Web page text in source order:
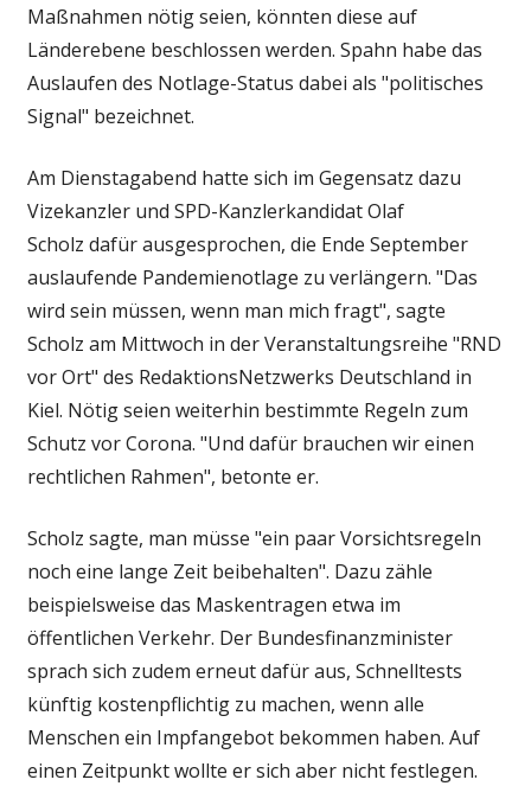
Maßnahmen nötig seien, könnten diese auf
Länderebene beschlossen werden. Spahn habe das
Auslaufen des Notlage-Status dabei als "politisches
Signal" bezeichnet.
Am Dienstagabend hatte sich im Gegensatz dazu
Vizekanzler und SPD-Kanzlerkandidat Olaf
Scholz dafür ausgesprochen, die Ende September
auslaufende Pandemienotlage zu verlängern. "Das
wird sein müssen, wenn man mich fragt", sagte
Scholz am Mittwoch in der Veranstaltungsreihe "RND
vor Ort" des Redaktions­Netzwerks Deutschland in
Kiel. Nötig seien weiterhin bestimmte Regeln zum
Schutz vor Corona. "Und dafür brauchen wir einen
rechtlichen Rahmen", betonte er.
Scholz sagte, man müsse "ein paar Vorsichtsregeln
noch eine lange Zeit beibehalten". Dazu zähle
beispielsweise das Maskentragen etwa im
öffentlichen Verkehr. Der Bundes­finanz­minister
sprach sich zudem erneut dafür aus, Schnelltests
künftig kostenpflichtig zu machen, wenn alle
Menschen ein Impfangebot bekommen haben. Auf
einen Zeitpunkt wollte er sich aber nicht festlegen.